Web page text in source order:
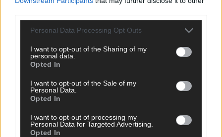
Personal Data Processing Opt Outs
I want to opt-out of the Sharing of my
personal data.
Opted In
I want to opt-out of the Sale of my
Personal Data.
Opted In
I want to opt-out of processing my
Personal Data for Targeted Advertising.
Opted In
kuluarach. Udział w wydarzeniu jest
bezpłatny, dlatego zachęcamy do udziału.
Nagrania z poprzednich MeetUpów, a
niebawem i z tego, możecie znaleźć w
serwisie YouTube.
Partnerami wydarzenia są: